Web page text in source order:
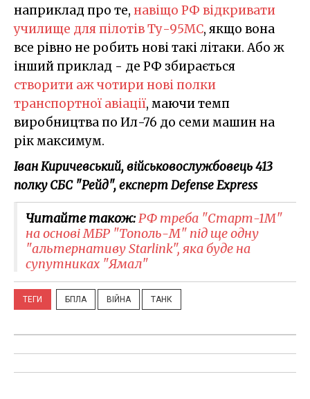
наприклад про те, навіщо РФ відкривати
училище для пілотів Ту-95МС, якщо вона
все рівно не робить нові такі літаки. Або ж
інший приклад - де РФ збирається
створити аж чотири нові полки
транспортної авіації, маючи темп
виробництва по Ил-76 до семи машин на
рік максимум.
Іван Киричевський, військовослужбовець 413
полку СБС "Рейд", експерт Defense Express
Читайте також:РФ треба "Старт-1М"
на основі МБР "Тополь-М" під ще одну
"альтернативу Starlink", яка буде на
супутниках "Ямал"
ТЕГИ БПЛА ВІЙНА ТАНК